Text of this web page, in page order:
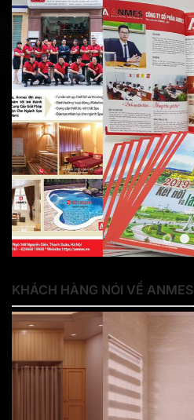
KHÁCH HÀNG NÓI VỀ ANMES